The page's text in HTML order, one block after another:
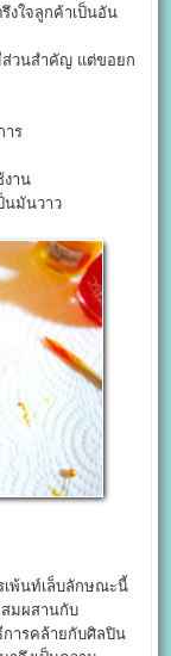
งใจลูกค้าเป็นอัน
วนสำคัญ แต่ขอยก
าร
าน
นมันวาว
เพ้นท์เล็บลักษณะนี้
มผสานกับ
ารคล้ายกับศิลปิน